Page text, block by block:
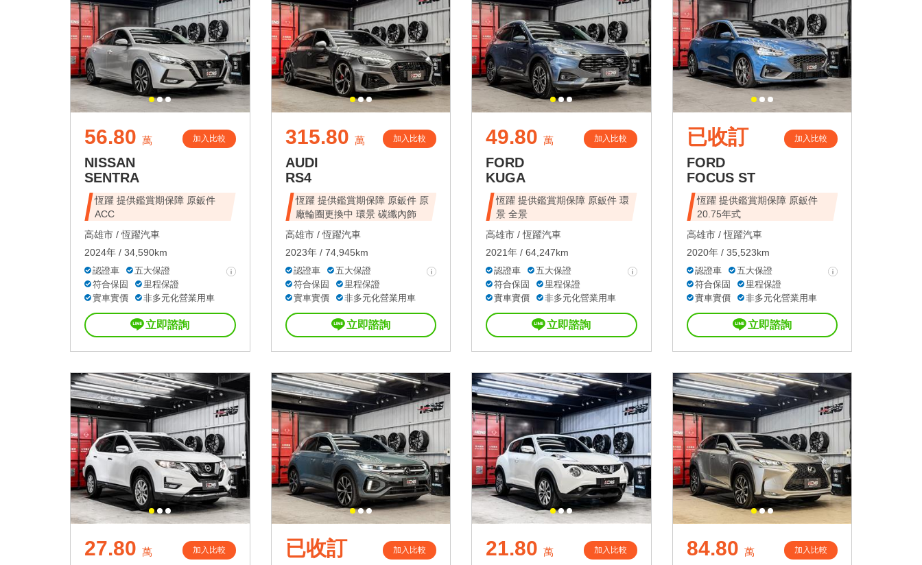
56.80 萬 加入比較
NISSAN
SENTRA
恆躍 提供鑑賞期保障 原鈑件
ACC
高雄市 /恆躍汽車
2024年 / 34,590km
認證車
五大保證
符合保固
里程保證
實車實價
非多元化營業用車
立即諮詢
315.80 萬 加入比較
AUDI
RS4
恆躍 提供鑑賞期保障 原鈑件 原
廠輪圈更換中 環景 碳纖內飾
高雄市 /恆躍汽車
2023年 / 74,945km
認證車
五大保證
符合保固
里程保證
實車實價
非多元化營業用車
立即諮詢
49.80 萬 加入比較
FORD
KUGA
恆躍 提供鑑賞期保障 原鈑件 環
景 全景
高雄市 /恆躍汽車
2021年 / 64,247km
認證車
五大保證
符合保固
里程保證
實車實價
非多元化營業用車
立即諮詢
已收訂 加入比較
FORD
FOCUS ST
恆躍 提供鑑賞期保障 原鈑件
20.75年式
高雄市 /恆躍汽車
2020年 / 35,523km
認證車
五大保證
符合保固
里程保證
實車實價
非多元化營業用車
立即諮詢
27.80 萬 加入比較 已收訂 加入比較 21.80 萬 加入比較 84.80 萬 加入比較